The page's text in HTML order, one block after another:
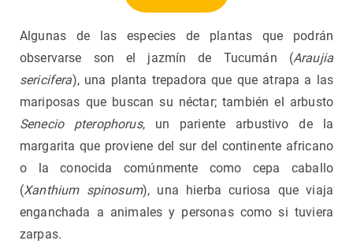
Algunas de las especies de plantas que podrán
observarse son el jazmín de Tucumán (Araujia
sericifera), una planta trepadora que que atrapa a las
mariposas que buscan su néctar; también el arbusto
Senecio pterophorus, un pariente arbustivo de la
margarita que proviene del sur del continente africano
o la conocida comúnmente como cepa caballo
(Xanthium spinosum), una hierba curiosa que viaja
enganchada a animales y personas como si tuviera
zarpas.